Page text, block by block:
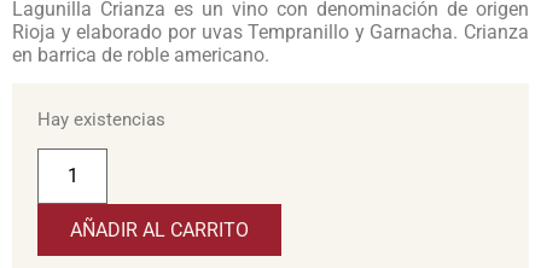
Lagunilla Crianza es un vino con denominación de origen
Rioja y elaborado por uvas Tempranillo y Garnacha. Crianza
en barrica de roble americano.
Hay existencias
AÑADIR AL CARRITO